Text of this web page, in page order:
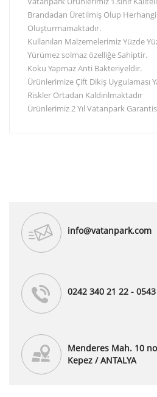
Brandadan Üretilmiş Olup
Oluşturmamaktadır.
Kullanılan Malzemelerimiz Yüzde
Yürümez solmaz özelliğe Sahiptir.
Koku Yapmaz Anti Bakteriyeldir.
Ürünlerimize Çift Dikiş Uygulaması
Riskler Ortadan Kaldırılmaktadır
Ürünlerimiz 2 Yıl Vatanpark
info@vatanpark.com
0242 340 21 22 -
Menderes Mah. 10
Kepez / ANTALYA